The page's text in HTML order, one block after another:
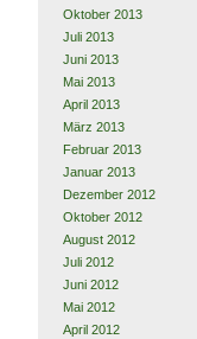
Oktober 2013
Juli 2013
Juni 2013
Mai 2013
April 2013
März 2013
Februar 2013
Januar 2013
Dezember 2012
Oktober 2012
August 2012
Juli 2012
Juni 2012
Mai 2012
April 2012